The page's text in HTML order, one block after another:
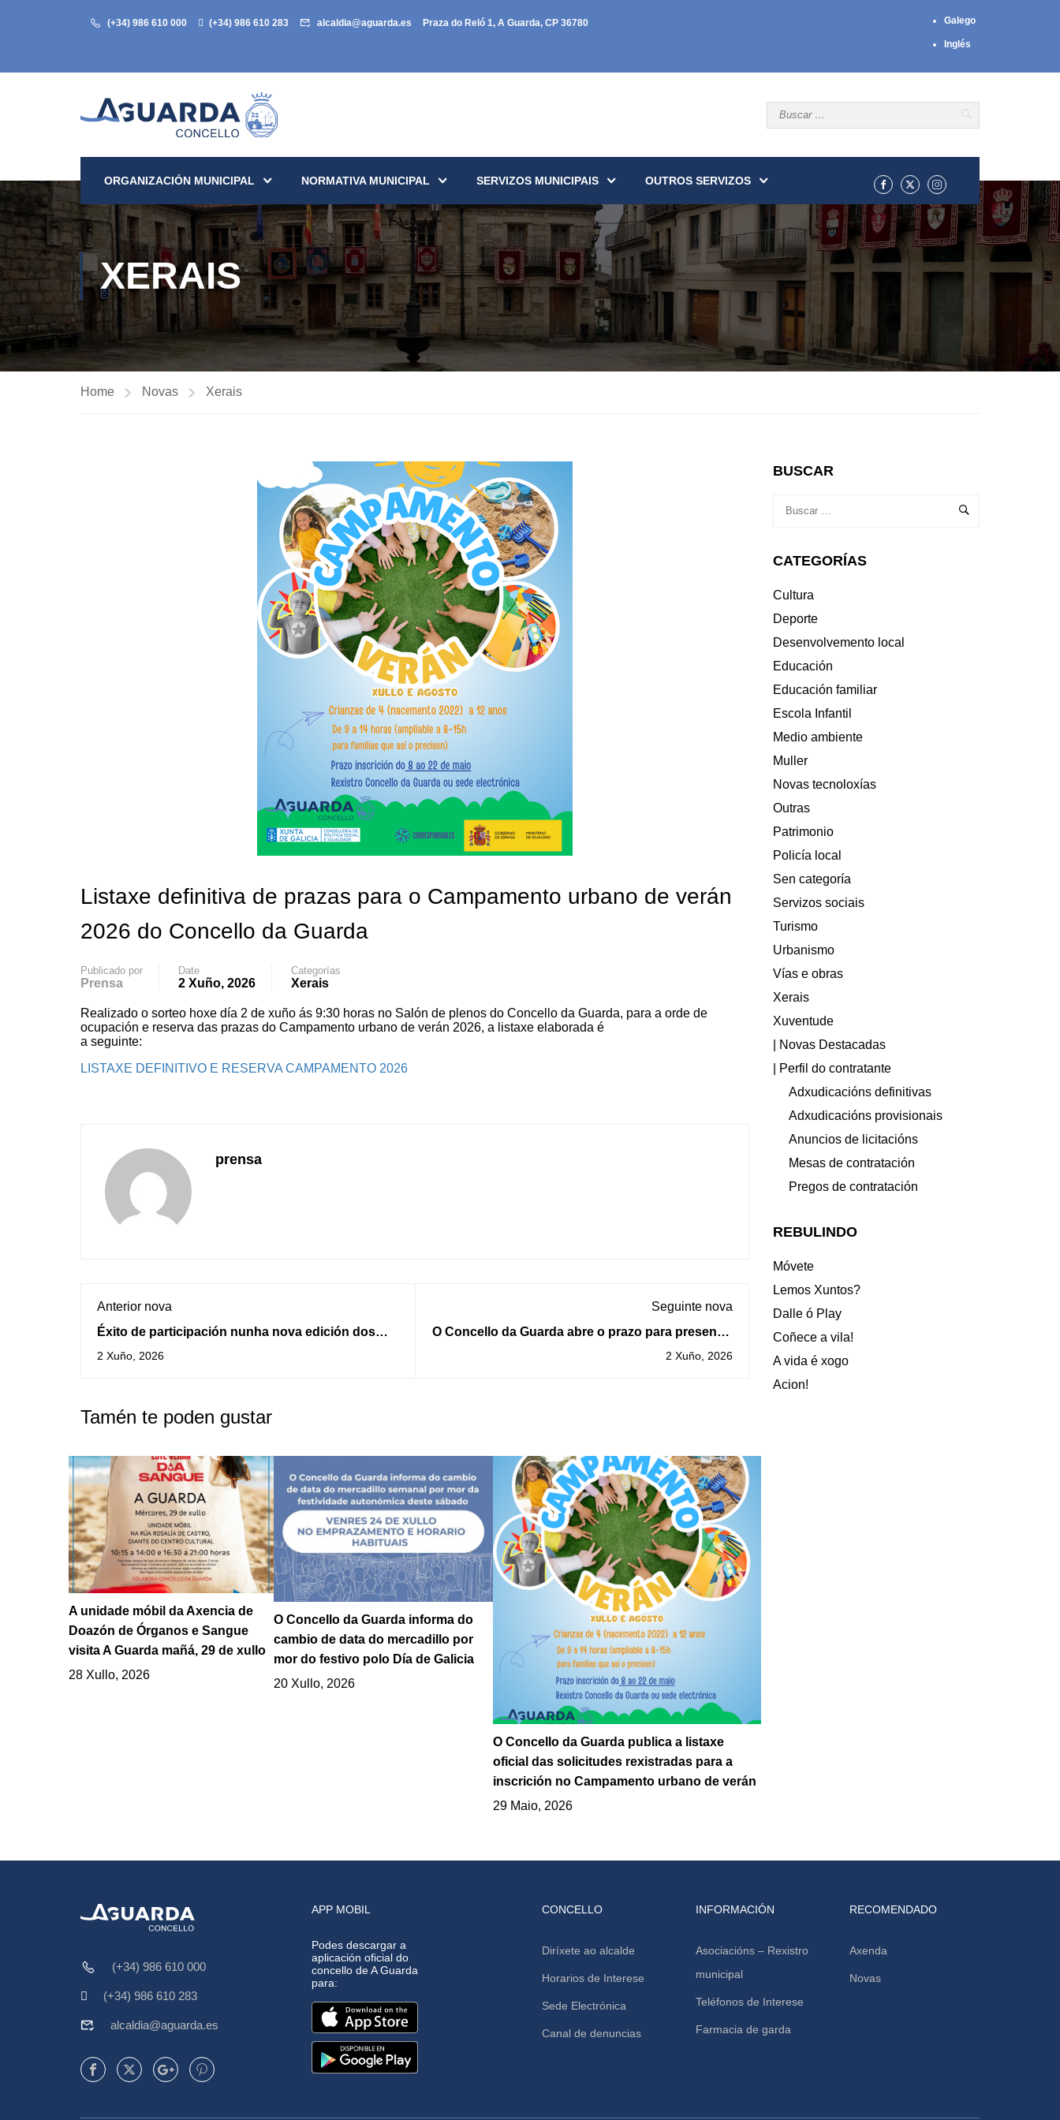
(+34) 986 610 000 (+34) 986 610 283 alcaldia@aguarda.es Praza do Reló 1, A Guarda, CP 36780 Galego
Inglés
ORGANIZACIÓN MUNICIPAL NORMATIVA MUNICIPAL SERVIZOS MUNICIPAIS OUTROS SERVIZOS
XERAIS
Home Novas Xerais
Listaxe definitiva de prazas para o Campamento urbano de verán
2026 do Concello da Guarda
Publicado por
Prensa
Date
2 Xuño, 2026
Categorías
Xerais
Realizado o sorteo hoxe día 2 de xuño ás 9:30 horas no Salón de plenos do Concello da Guarda, para a orde de
ocupación e reserva das prazas do Campamento urbano de verán 2026, a listaxe elaborada é
a seguinte:
LISTAXE DEFINITIVO E RESERVA CAMPAMENTO 2026
prensa
Anterior nova
Éxito de participación nunha nova edición dos
obradoiros "TARDEO" da OMIX da Guarda
2 Xuño, 2026
Seguinte nova
O Concello da Guarda abre o prazo para presentar
as declaracións responsables das fogueiras de
2 Xuño, 2026
Tamén te poden gustar
A unidade móbil da Axencia de
Doazón de Órganos e Sangue
visita A Guarda mañá, 29 de xullo
28 Xullo, 2026
O Concello da Guarda informa do
cambio de data do mercadillo por
mor do festivo polo Día de Galicia
20 Xullo, 2026
O Concello da Guarda publica a listaxe
oficial das solicitudes rexistradas para a
inscrición no Campamento urbano de verán
29 Maio, 2026
BUSCAR
CATEGORÍAS
Cultura
Deporte
Desenvolvemento local
Educación
Educación familiar
Escola Infantil
Medio ambiente
Muller
Novas tecnoloxías
Outras
Patrimonio
Policía local
Sen categoría
Servizos sociais
Turismo
Urbanismo
Vías e obras
Xerais
Xuventude
| Novas Destacadas
| Perfil do contratante
Adxudicacións definitivas
Adxudicacións provisionais
Anuncios de licitacións
Mesas de contratación
Pregos de contratación
REBULINDO
Móvete
Lemos Xuntos?
Dalle ó Play
Coñece a vila!
A vida é xogo
Acion!
(+34) 986 610 000
(+34) 986 610 283
alcaldia@aguarda.es
APP MOBIL
Podes descargar a
aplicación oficial do
concello de A Guarda
para:
CONCELLO
Diríxete ao alcalde
Horarios de Interese
Sede Electrónica
Canal de denuncias
INFORMACIÓN
Asociacións – Rexistro
municipal
Teléfonos de Interese
Farmacia de garda
RECOMENDADO
Axenda
Novas